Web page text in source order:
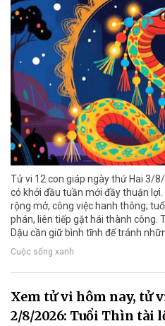
Tử vi 12 con giáp ngày thứ Hai 3/
có khởi đầu tuần mới đầy thuận
rộng mở, công việc hanh thông;
phán, liên tiếp gặt hái thành công.
Dậu cần giữ bình tĩnh để tránh
Cuộc sống xanh
Xem tử vi hôm nay, tử
2/8/2026: Tuổi Thìn tài